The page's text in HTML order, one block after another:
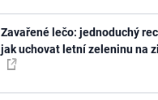
Zavařené lečo: jednoduchý
jak uchovat letní zeleninu na